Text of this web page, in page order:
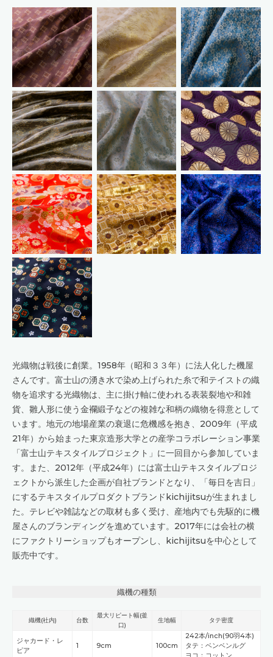
光織物は戦後に創業。1958年（昭和３３年）に法人化した機屋
さんです。富士山の湧き水で染め上げられた糸で和テイストの織
物を追求する光織物は、主に掛け軸に使われる表装裂地や和雑
貨、雛人形に使う金襴緞子などの複雑な和柄の織物を得意として
います。地元の地場産業の衰退に危機感を抱き、2009年（平成
21年）から始まった東京造形大学との産学コラボレーション事業
「富士山テキスタイルプロジェクト」に一回目から参加していま
す。また、2012年（平成24年）には富士山テキスタイルプロジ
ェクトから派生した企画が自社ブランドとなり、「毎日を吉日」
にするテキスタイルプロダクトブランドkichijitsuが生まれまし
た。テレビや雑誌などの取材も多く受け、産地内でも先駆的に機
屋さんのブランディングを進めています。2017年には会社の横
にファクトリーショップもオープンし、kichijitsuを中心として
販売中です。
織機の種類
織機(社内) 台数
最大リピート幅(釜
口)
生地幅 タテ密度
ジャカード・レ
ピア
1 9cm 100cm
242本/inch(90羽4本)
タテ：ベンベンルグ